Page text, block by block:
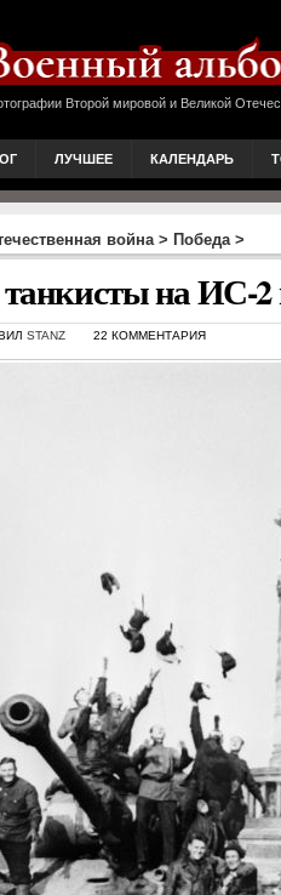
Второй мировой и Великой
ЛУЧШЕЕ КАЛЕНДАРЬ
война> Победа>
на ИС-
STANZ 22 КОММЕНТАРИЯ